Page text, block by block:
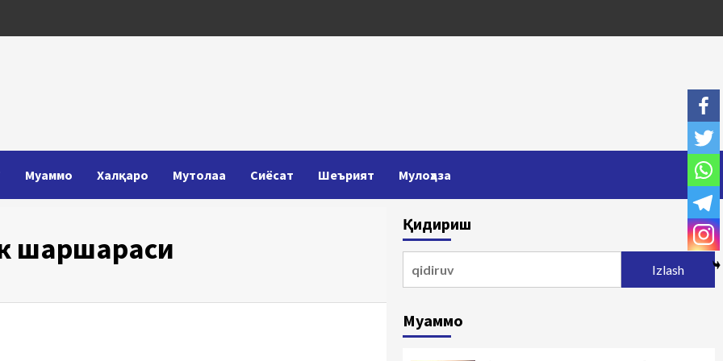
Муаммо Халқаро Мутолаа Сиёсат Шеърият Мулоҳаза
шаршараси
Қидириш
Муаммо